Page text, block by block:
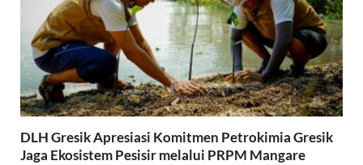
DLH Gresik Apresiasi Komitmen Petrokimia Gresik
Jaga Ekosistem Pesisir melalui PRPM Mangare